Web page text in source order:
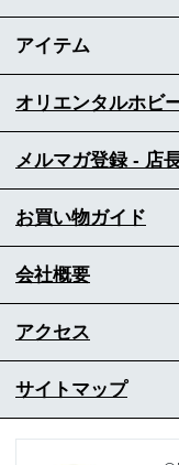
アイテム
オリエンタルホビ
メルマガ登録 - 店
お買い物ガイド
会社概要
アクセス
サイトマップ